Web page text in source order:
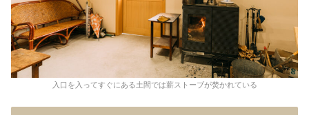
入口を入ってすぐにある土間では薪ストーブが焚かれている